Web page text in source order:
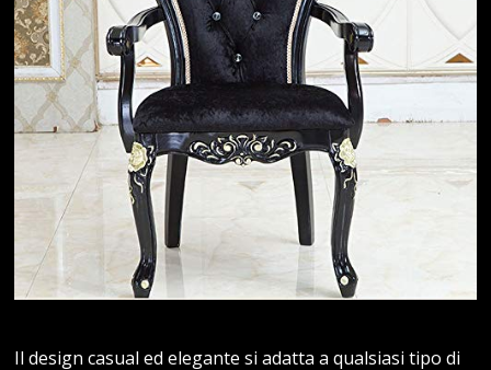
Il design casual ed elegante si adatta a qualsiasi tipo di